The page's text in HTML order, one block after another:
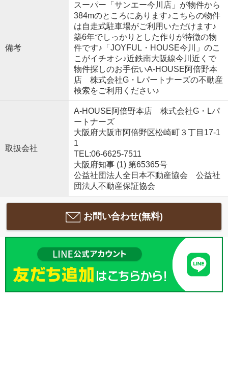
備考
スーパー「サンエー今川店」が物件から
384mのところにあります♪こちらの物件
は自走式駐車場がご利用いただけます♪
築6年でしっかりとした作りが特徴の物
件です♪「JOYFUL・HOUSE今川」のこ
こがイチオシ♪近鉄南大阪線今川近くで
物件探しのお手伝いA-HOUSE阿倍野本
店 株式会社G・Lパートナーズの不動産
検索をご利用ください♪
取扱会社
A-HOUSE阿倍野本店 株式会社G・Lパ
ートナーズ
大阪府大阪市阿倍野区松崎町３丁目17-1
1
TEL:06-6625-7511
大阪府知事 (1) 第65365号
公益社団法人全日本不動産協会 公益社
団法人不動産保証協会
お問い合わせ(無料)